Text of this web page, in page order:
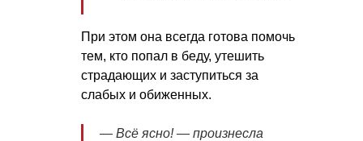
При этом она всегда готова помочь
тем, кто попал в беду, утешить
страдающих и заступиться за
слабых и обиженных.
— Всё ясно! — произнесла